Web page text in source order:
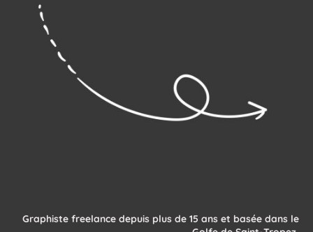
Graphiste freelance depuis plus de 15 ans et basée dans le